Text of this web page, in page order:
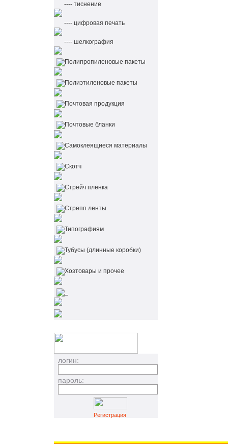
---- тиснение
---- цифровая печать
---- шелкография
Полипропиленовые пакеты
Полиэтиленовые пакеты
Почтовая продукция
Почтовые бланки
Самоклеящиеся материалы
Скотч
Стрейч пленка
Стрепп ленты
Типографиям
Тубусы (длинные коробки)
Хозтовары и прочее
логин:
пароль:
Регистрация